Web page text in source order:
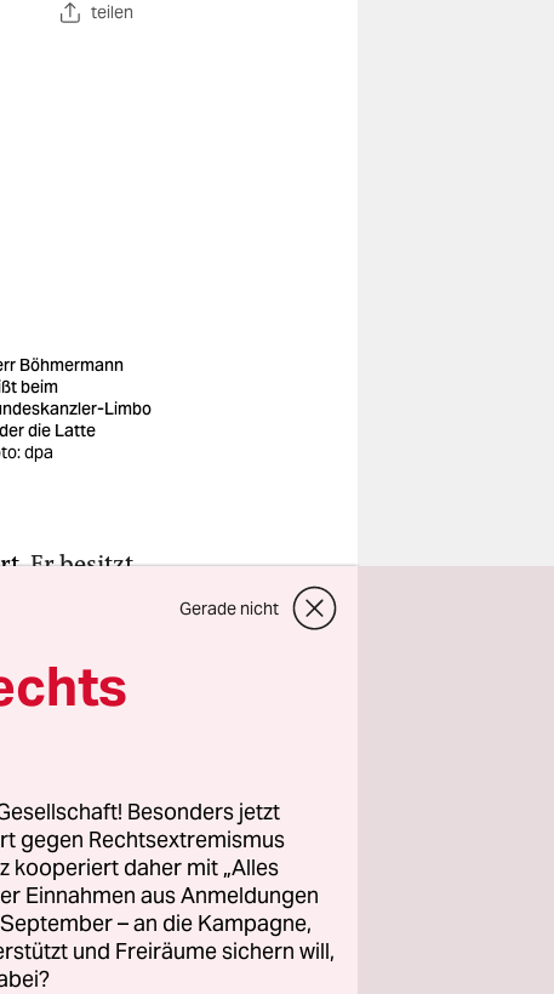
teilen
Böhmermann
beim
Limbo
die Latte
dpa
Er besitzt
auf
sollen
Trumps
die
Das ist
Duktus
Gerade nicht
Besonders jetzt
gegen Rechtsextremismus
kooperiert daher mit „Alles
Einnahmen aus Anmeldungen
– an die Kampagne,
und Freiräume sichern will,